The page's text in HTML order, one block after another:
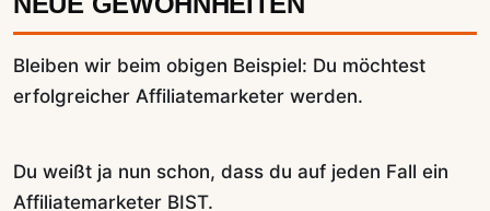
Bleiben wir beim obigen Beispiel: Du möchtest
erfolgreicher Affiliatemarketer werden.
Du weißt ja nun schon, dass du auf jeden Fall ein
Affiliatemarketer BIST.